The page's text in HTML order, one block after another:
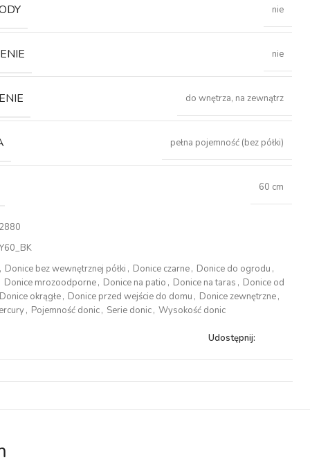
nie
nie
do wnętrza, na zewnątrz
pełna pojemność (bez półki)
60 cm
, Donice bez wewnętrznej półki , Donice czarne, Donice do ogrodu ,
Donice mrozoodporne, Donice na patio , Donice na taras , Donice od
Donice okrągłe, Donice przed wejście do domu , Donice zewnętrzne,
, Pojemność donic, Serie donic, Wysokość donic
Udostępnij: